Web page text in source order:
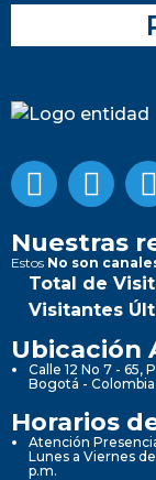
Nuestras
Estos No son
Total de
Visitantes
Ubicación
Calle 12 No 7 - 65,
Bogotá - Colombia
Horarios
Atención
Lunes a Viernes
p.m.